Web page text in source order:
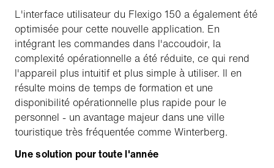
L'interface utilisateur du Flexigo 150 a également été
optimisée pour cette nouvelle application. En
intégrant les commandes dans l'accoudoir, la
complexité opérationnelle a été réduite, ce qui rend
l'appareil plus intuitif et plus simple à utiliser. Il en
résulte moins de temps de formation et une
disponibilité opérationnelle plus rapide pour le
personnel - un avantage majeur dans une ville
touristique très fréquentée comme Winterberg.
Une solution pour toute l'année